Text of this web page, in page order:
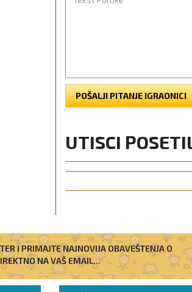
POŠALJI PITANJE IGRAONICI
UTISCI
I PRIMAJTE NAJNOVIJA OBAVEŠTENJA O
NA VAŠ EMAIL...